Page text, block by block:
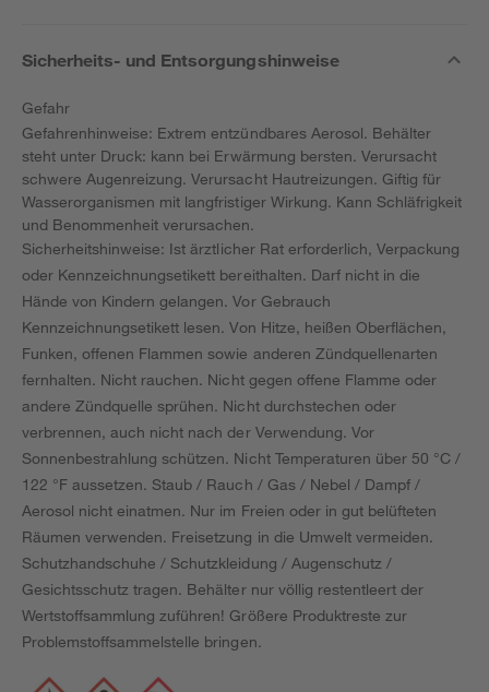
Sicherheits- und Entsorgungshinweise
Gefahr
Gefahrenhinweise: Extrem entzündbares Aerosol. Behälter
steht unter Druck: kann bei Erwärmung bersten. Verursacht
schwere Augenreizung. Verursacht Hautreizungen. Giftig für
Wasserorganismen mit langfristiger Wirkung. Kann Schläfrigkeit
und Benommenheit verursachen.
Sicherheitshinweise: Ist ärztlicher Rat erforderlich, Verpackung
oder Kennzeichnungsetikett bereithalten. Darf nicht in die
Hände von Kindern gelangen. Vor Gebrauch
Kennzeichnungsetikett lesen. Von Hitze, heißen Oberflächen,
Funken, offenen Flammen sowie anderen Zündquellenarten
fernhalten. Nicht rauchen. Nicht gegen offene Flamme oder
andere Zündquelle sprühen. Nicht durchstechen oder
verbrennen, auch nicht nach der Verwendung. Vor
Sonnenbestrahlung schützen. Nicht Temperaturen über 50 °C /
122 °F aussetzen. Staub / Rauch / Gas / Nebel / Dampf /
Aerosol nicht einatmen. Nur im Freien oder in gut belüfteten
Räumen verwenden. Freisetzung in die Umwelt vermeiden.
Schutzhandschuhe / Schutzkleidung / Augenschutz /
Gesichtsschutz tragen. Behälter nur völlig restentleert der
Wertstoffsammlung zuführen! Größere Produktreste zur
Problemstoffsammelstelle bringen.